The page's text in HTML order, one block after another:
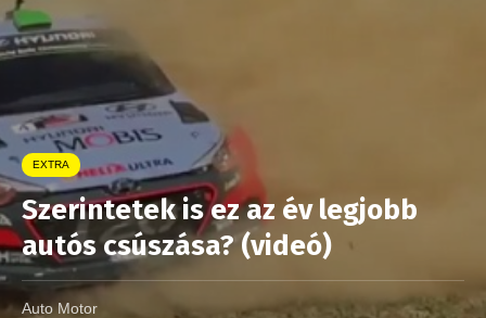
EXTRA
Szerintetek is ez az év legjobb
autós csúszása? (videó)
Auto Motor